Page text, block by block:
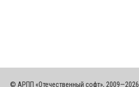
© АРПП «Отечественный софт», 2009—2026